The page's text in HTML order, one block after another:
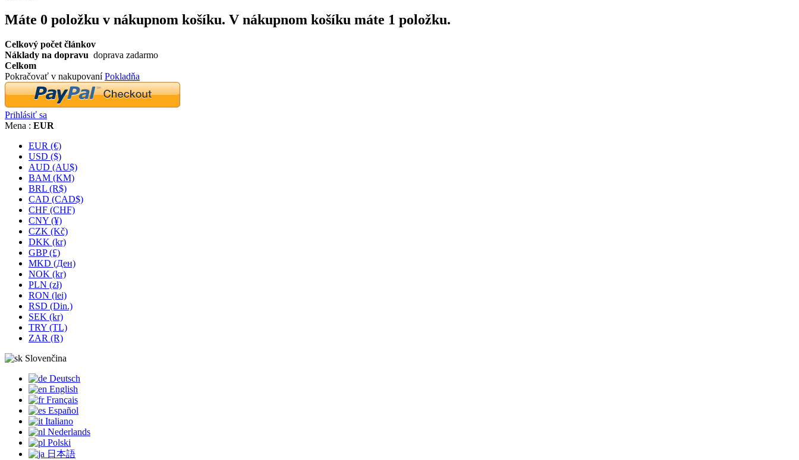
Máte 0 položku v nákupnom košíku. V nákupnom košíku máte 1 položku.
Celkový počet článkov
Náklady na dopravu doprava zadarmo
Celkom
Pokračovať v nakupovaníPokladňa
Prihlásiť sa
Mena : EUR
EUR (€)
USD ($)
AUD (AU$)
BAM (KM)
BRL (R$)
CAD (CAD$)
CHF (CHF)
CNY (¥)
CZK (Kč)
DKK (kr)
GBP (£)
MKD (Ден)
NOK (kr)
PLN (zł)
RON (lei)
RSD (Din.)
SEK (kr)
TRY (TL)
ZAR (R)
Slovenčina
Deutsch
English
Français
Español
Italiano
Nederlands
Polski
日本語